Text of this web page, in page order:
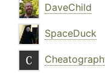
DaveChild
SpaceDuck